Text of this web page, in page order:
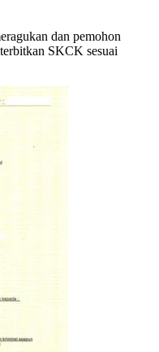
dan pemohon
SKCK sesuai